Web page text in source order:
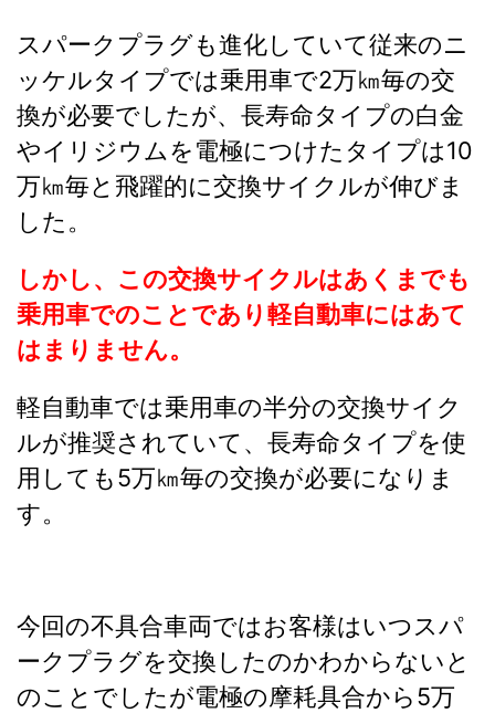
スパークプラグも進化していて従来のニ
ッケルタイプでは乗用車で2万㎞毎の交
換が必要でしたが、長寿命タイプの白金
やイリジウムを電極につけたタイプは10
万㎞毎と飛躍的に交換サイクルが伸びま
した。
しかし、この交換サイクルはあくまでも
乗用車でのことであり軽自動車にはあて
はまりません。
軽自動車では乗用車の半分の交換サイク
ルが推奨されていて、長寿命タイプを使
用しても5万㎞毎の交換が必要になりま
す。
今回の不具合車両ではお客様はいつスパ
ークプラグを交換したのかわからないと
のことでしたが電極の摩耗具合から5万